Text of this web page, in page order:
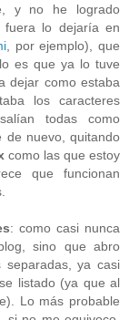
y no he logrado
fuera lo dejaría en
, por ejemplo), que
es que ya lo tuve
dejar como estaba
los caracteres
todas como
de nuevo, quitando
como las que estoy
que funcionan
: como casi nunca
sino que abro
separadas, ya casi
listado (ya que al
Lo más probable